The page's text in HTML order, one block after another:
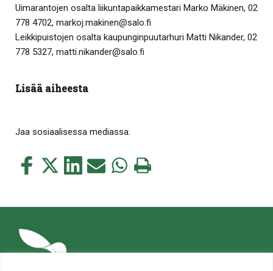
Uimarantojen osalta liikuntapaikkamestari Marko Mäkinen, 02
778 4702, markoj.makinen@salo.fi
Leikkipuistojen osalta kaupunginpuutarhuri Matti Nikander, 02
778 5327, matti.nikander@salo.fi
Lisää aiheesta
Jaa sosiaalisessa mediassa:
Jaa
Jaa
Jaa Jaa Jaa Tulosta